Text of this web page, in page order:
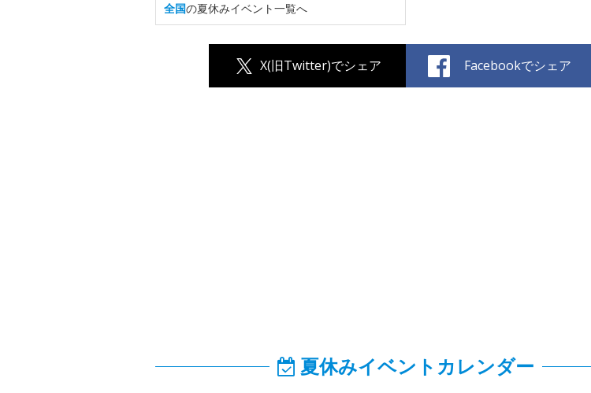
全国の夏休みイベント一覧へ
X(旧Twitter)でシェア Facebookでシェア
夏休みイベントカレンダー